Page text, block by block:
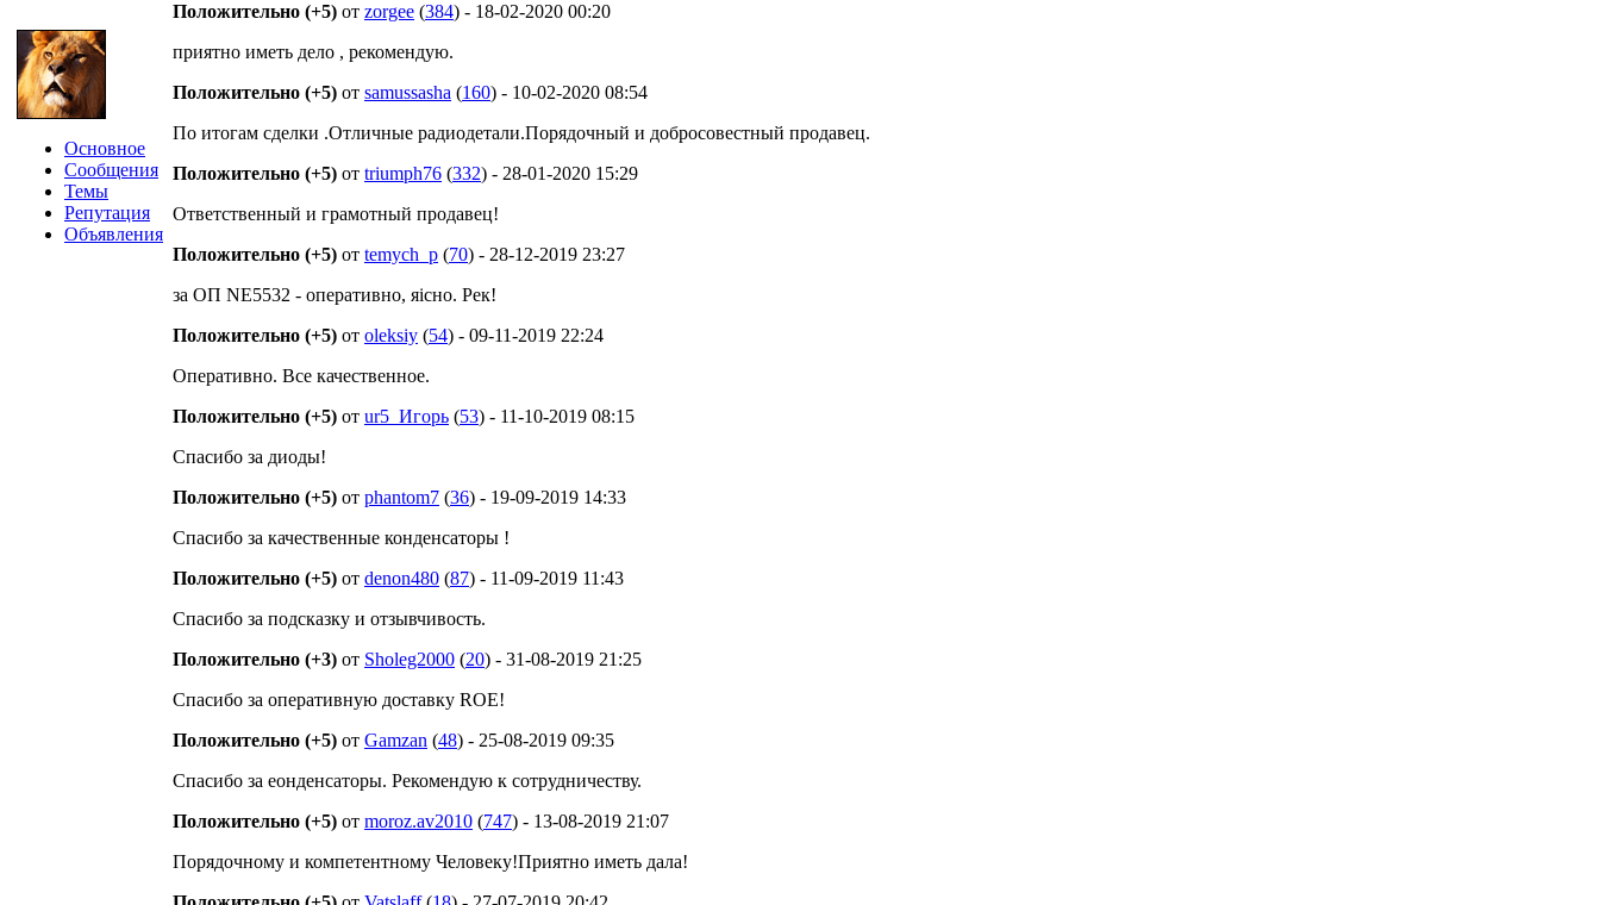
Основное
Сообщения
Темы
Репутация
Объявления
Положительно (+5) от zorgee (384) - 18-02-2020 00:20
приятно иметь дело , рекомендую.
Положительно (+5) от samussasha (160) - 10-02-2020 08:54
По итогам сделки .Отличные радиодетали.Порядочный и добросовестный продавец.
Положительно (+5) от triumph76 (332) - 28-01-2020 15:29
Ответственный и грамотный продавец!
Положительно (+5) от temych_p (70) - 28-12-2019 23:27
за ОП NE5532 - оперативно, яісно. Рек!
Положительно (+5) от oleksiy (54) - 09-11-2019 22:24
Оперативно. Все качественное.
Положительно (+5) от ur5_Игорь (53) - 11-10-2019 08:15
Спасибо за диоды!
Положительно (+5) от phantom7 (36) - 19-09-2019 14:33
Спасибо за качественные конденсаторы !
Положительно (+5) от denon480 (87) - 11-09-2019 11:43
Спасибо за подсказку и отзывчивость.
Положительно (+3) от Sholeg2000 (20) - 31-08-2019 21:25
Спасибо за оперативную доставку ROE!
Положительно (+5) от Gamzan (48) - 25-08-2019 09:35
Спасибо за еонденсаторы. Рекомендую к сотрудничеству.
Положительно (+5) от moroz.av2010 (747) - 13-08-2019 21:07
Порядочному и компетентному Человеку!Приятно иметь дала!